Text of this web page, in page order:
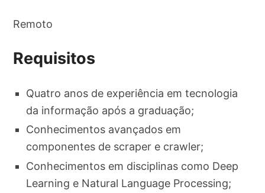
Remoto
Requisitos
Quatro anos de experiência em tecnologia
da informação após a graduação;
Conhecimentos avançados em
componentes de scraper e crawler;
Conhecimentos em disciplinas como Deep
Learning e Natural Language Processing;